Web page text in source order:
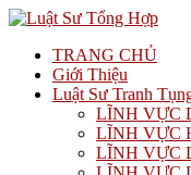
TRANG CHỦ
Giới Thiệu
Luật Sư Tranh
LĨNH VỰC
LĨNH VỰC
LĨNH VỰC